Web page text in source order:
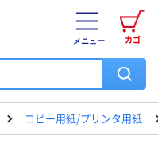
カゴ
メニュー
コピー用紙/プリンタ用紙